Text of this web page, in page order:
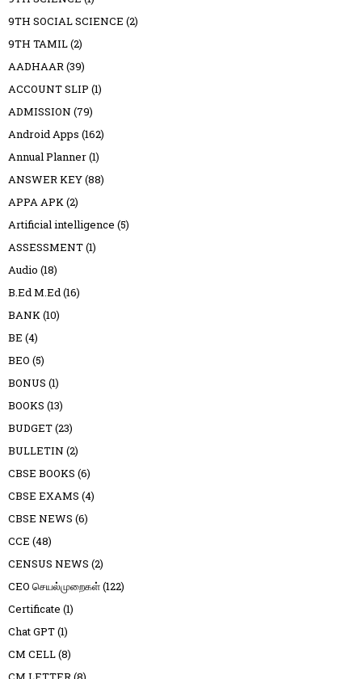
9TH SOCIAL SCIENCE (2)
9TH TAMIL(2)
AADHAAR(39)
ACCOUNT SLIP (1)
ADMISSION (79)
Android Apps (162)
Annual Planner(1)
ANSWER KEY(88)
APPA APK(2)
Artificial intelligence (5)
ASSESSMENT(1)
Audio (18)
B.Ed M.Ed(16)
BANK(10)
BE (4)
BEO (5)
BONUS (1)
BOOKS (13)
BUDGET(23)
BULLETIN (2)
CBSE BOOKS (6)
CBSE EXAMS (4)
CBSE NEWS (6)
CCE (48)
CENSUS NEWS (2)
CEO செயல்முறைகள்(122)
Certificate (1)
Chat GPT(1)
CM CELL(8)